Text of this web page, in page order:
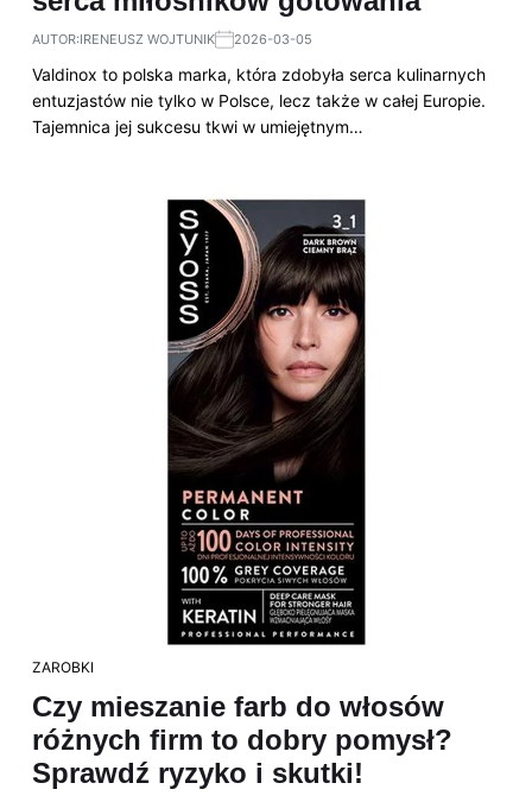
AUTOR:IRENEUSZ WOJTUNIK 2026-03-05
Valdinox to polska marka, która zdobyła serca kulinarnych
entuzjastów nie tylko w Polsce, lecz także w całej Europie.
Tajemnica jej sukcesu tkwi w umiejętnym…
ZAROBKI
Czy mieszanie farb do włosów
różnych firm to dobry pomysł?
Sprawdź ryzyko i skutki!